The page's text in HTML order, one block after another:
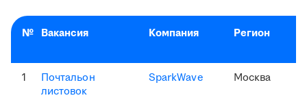
№ Вакансия Компания Регион
1
Почтальон
листовок
SparkWave Москва